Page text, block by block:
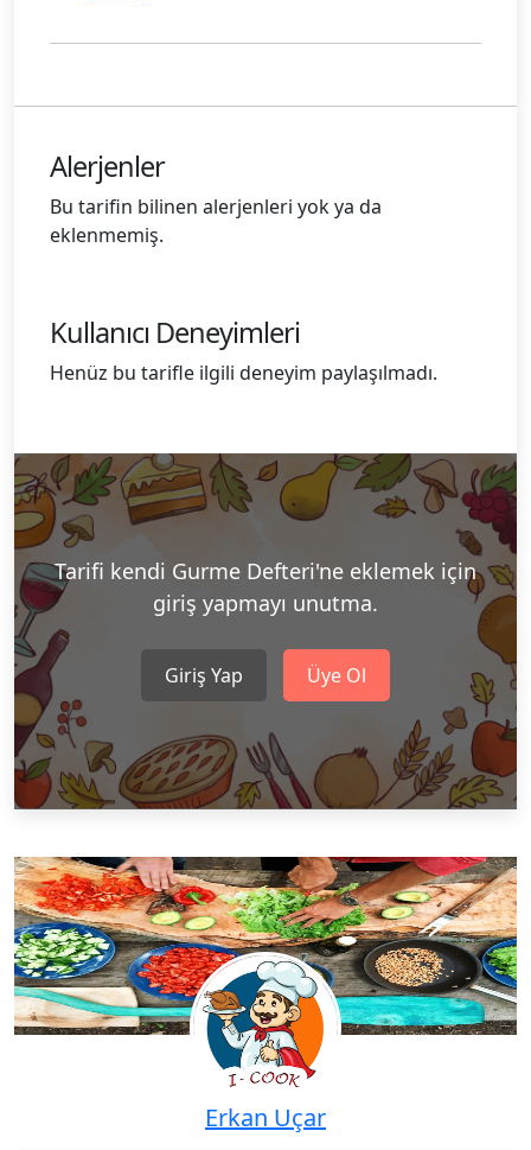
Alerjenler
Bu tarifin bilinen alerjenleri yok ya da
eklenmemiş.
Kullanıcı Deneyimleri
Henüz bu tarifle ilgili deneyim paylaşılmadı.
Tarifi kendi Gurme Defteri'ne eklemek için
giriş yapmayı unutma.
Giriş Yap Üye Ol
Erkan Uçar